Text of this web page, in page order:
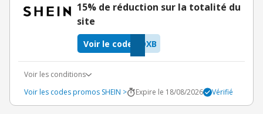
15% de réduction sur la totalité du
site
DXB
Voir le code
Voir les conditions
Voir les codes promos SHEIN >
Expire le 18/08/2026 Vérifié